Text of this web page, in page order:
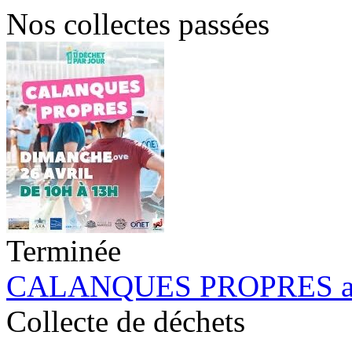
Nos collectes passées
Terminée
CALANQUES PROPRES
Collecte de déchets